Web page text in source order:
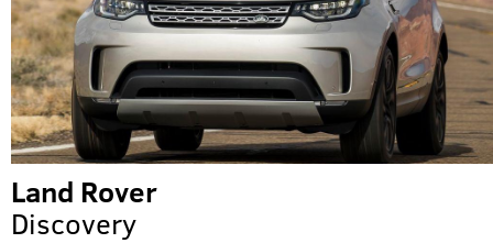
Land Rover
Discovery